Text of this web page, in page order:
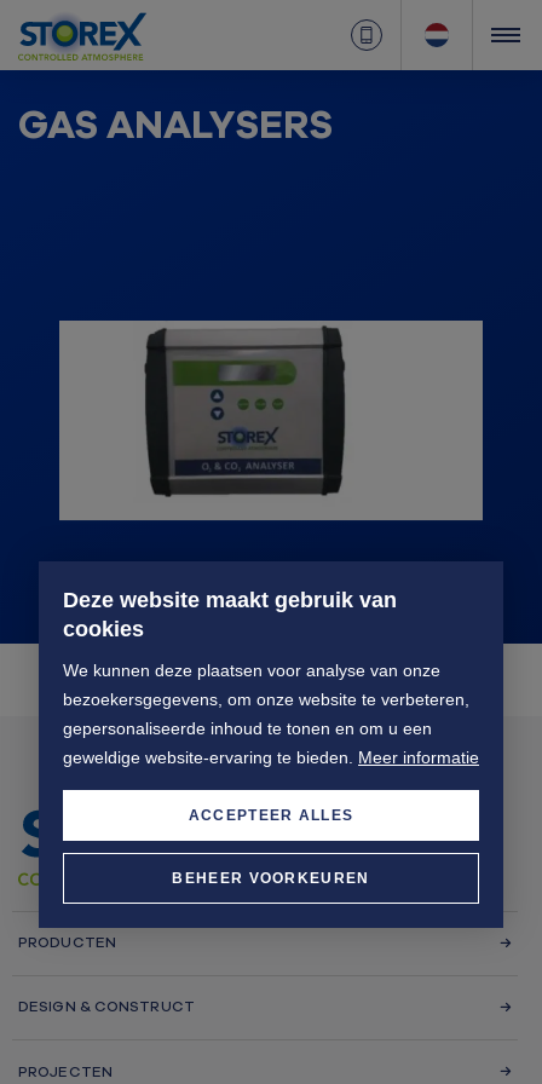
Deze website maakt gebruik van
cookies
We kunnen deze plaatsen voor analyse van onze
bezoekersgegevens, om onze website te verbeteren,
gepersonaliseerde inhoud te tonen en om u een
geweldige website-ervaring te bieden. Meer informatie
BEHEER VOORKEUREN
ACCEPTEER ALLES
GAS ANALYSERS
PRODUCTEN
DESIGN & CONSTRUCT
PROJECTEN